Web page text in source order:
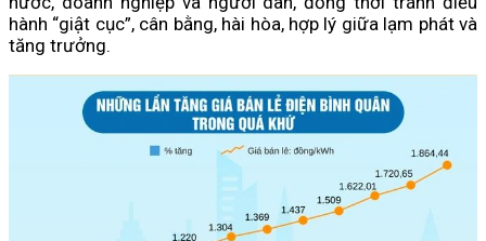
hành “giật cục”, cân bằng, hài hòa, hợp lý giữa lạm phát và
tăng trưởng.